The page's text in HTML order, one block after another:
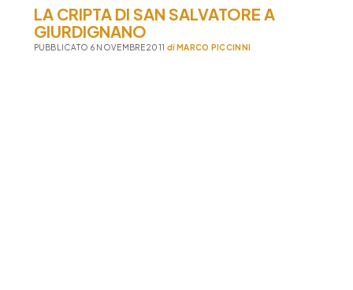
LA CRIPTA DI SAN SALVATORE A
GIURDIGNANO
PUBBLICATO 6 NOVEMBRE 2011 diMARCO PICCINNI